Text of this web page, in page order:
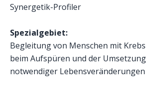
Synergetik-Profiler
Spezialgebiet:
Begleitung von Menschen mit Krebs
beim Aufspüren und der Umsetzung
notwendiger Lebensveränderungen